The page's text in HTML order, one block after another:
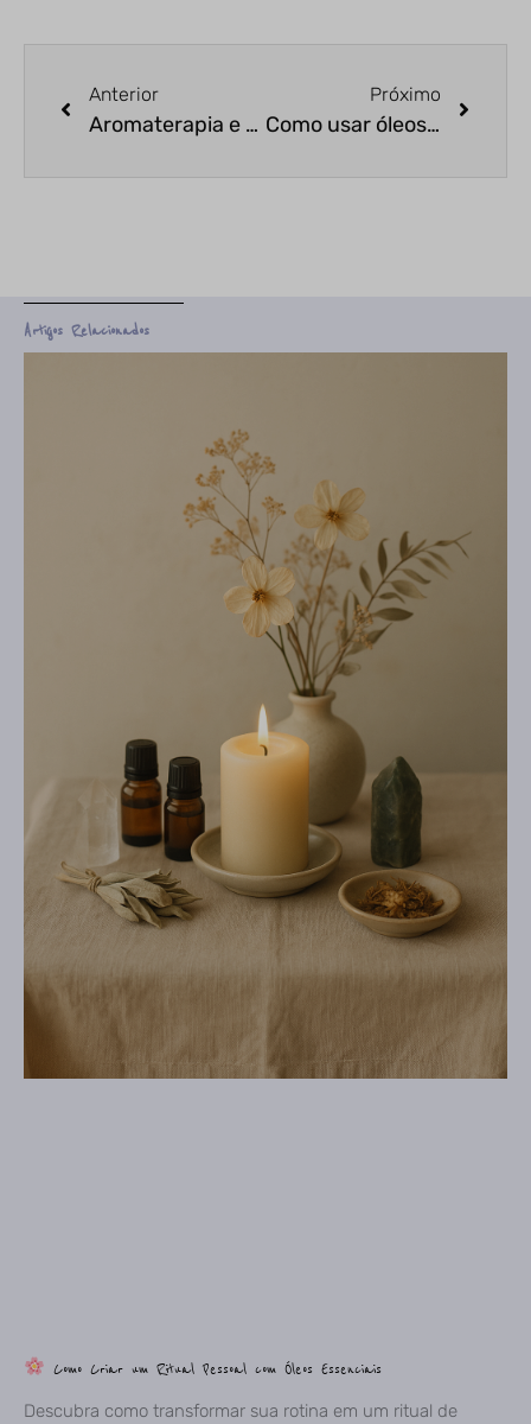
Anterior
Aromaterapia e yoga: óleos essenciais potencializam a prática e a meditação
Próximo
Como usar óleos essenciais na culinária?
Artigos Relacionados
Como Criar um Ritual Pessoal com Óleos Essenciais
Descubra como transformar sua rotina em um ritual de